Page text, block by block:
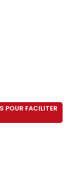
POUR FACILITER